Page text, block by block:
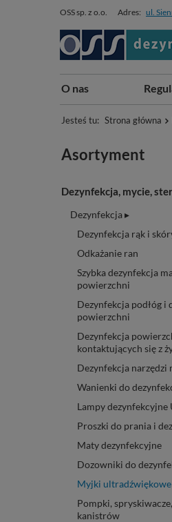
OSS sp. z o.o. Adres: ul.
O nas
Jesteś tu: Strona główna
Asortyment
Dezynfekcja, mycie,
Dezynfekcja ▸
Dezynfekcja rąk i
Odkażanie ran
Szybka dezynfekcja
powierzchni
Dezynfekcja podłóg i
powierzchni
Dezynfekcja
kontaktujących się z
Dezynfekcja narzędzi
Wanienki do
Lampy dezynfekcyjne
Proszki do prania i
Maty dezynfekcyjne
Dozowniki do
Myjki ultradźwiękowe
Pompki,
kanistrów